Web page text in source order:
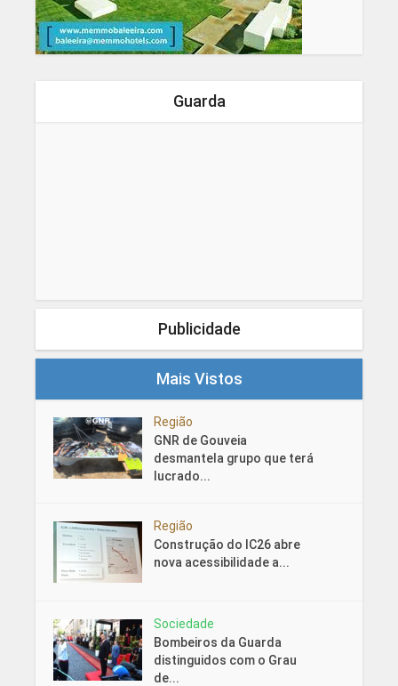
Guarda
Publicidade
Mais Vistos
Região
GNR de Gouveia
desmantela grupo que terá
lucrado...
Região
Construção do IC26 abre
nova acessibilidade a...
Sociedade
Bombeiros da Guarda
distinguidos com o Grau
de...